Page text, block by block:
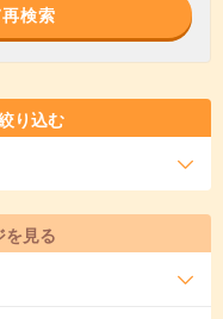
検索
り込む
を見る